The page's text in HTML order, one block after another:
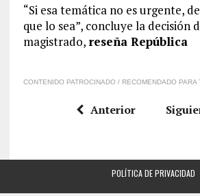
“Si esa temática no es urgente,
que lo sea”, concluye la decisión
magistrado, reseña República
CONTENIDO PATROCINADO / RECOMENDADO PARA
Anterior
POLÍTICA DE PRIVACIDAD